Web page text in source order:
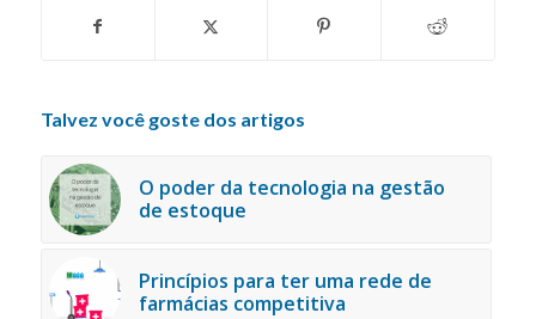
Talvez você goste dos artigos
O poder da tecnologia na gestão
de estoque
Princípios para ter uma rede de
farmácias competitiva